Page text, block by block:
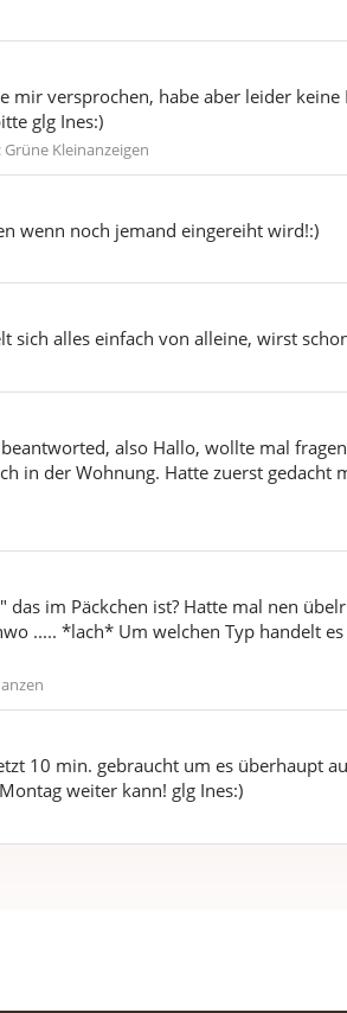
mir versprochen, habe aber leider
glg Ines:)
Grüne Kleinanzeigen
wenn noch jemand eingereiht wird!:)
sich alles einfach von alleine, wirst
also Hallo, wollte mal
in der Wohnung. Hatte zuerst gedacht
im Päckchen ist? Hatte mal nen
..... *lach* Um welchen Typ handelt
10 min. gebraucht um es überhaupt
weiter kann! glg Ines:)